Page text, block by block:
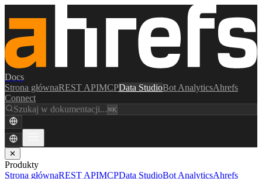
Docs
Strona głównaREST APIMCPData StudioBot AnalyticsAhrefs
Connect
Szukaj w dokumentacji...⌘K
✕
Produkty
Strona głównaREST APIMCPData StudioBot AnalyticsAhrefs